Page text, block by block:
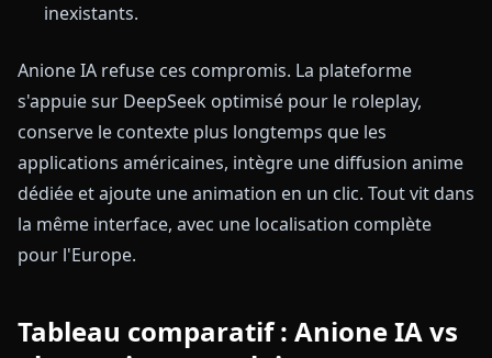
inexistants.
Anione IA refuse ces compromis. La plateforme
s'appuie sur DeepSeek optimisé pour le roleplay,
conserve le contexte plus longtemps que les
applications américaines, intègre une diffusion anime
dédiée et ajoute une animation en un clic. Tout vit dans
la même interface, avec une localisation complète
pour l'Europe.
Tableau comparatif : Anione IA vs